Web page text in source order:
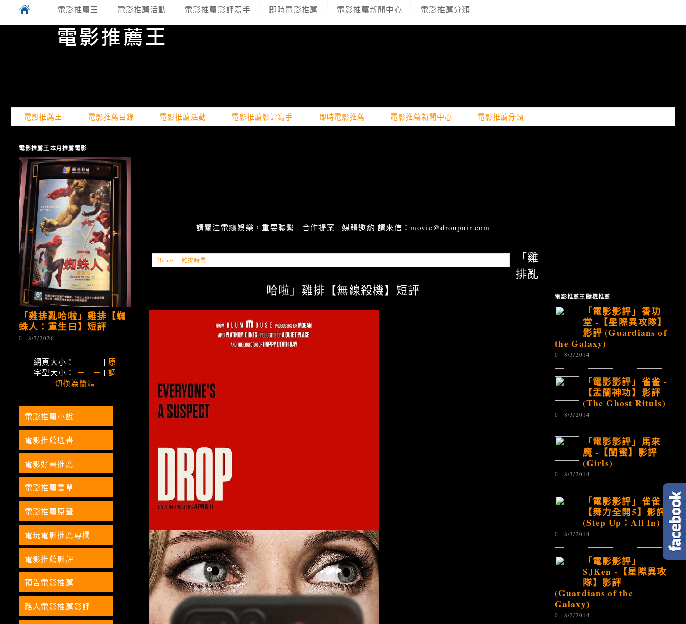
電影推薦王 電影推薦活動 電影推薦影評寫手 即時電影推薦 電影推薦新聞中心 電影推薦分類
電影推薦王 電影推薦目錄 電影推薦活動 電影推薦影評寫手 即時電影推薦 電影推薦新聞中心 電影推薦分類
請關注電癮娛樂，重要聯繫 | 合作提案 | 媒體邀約 請來信：movie@droupnir.com
Home 雞排時間
「雞
排亂
哈啦」雞排【無線殺機】短評
電影推薦王本月推薦電影
「雞排亂哈啦」雞排【蜘
蛛人：重生日】短評
0 8/7/2026
網頁大小： ＋ | － | 原
字型大小： ＋ | － |調
切換為簡體
電影推薦小說
電影推薦選書
電影好書推薦
電影推薦書單
電影推薦原聲
電玩電影推薦專欄
電影推薦影評
預告電影推薦
路人電影推薦影評
電影推薦王隨機推薦
「電影影評」香功
堂 -【星際異攻隊】
影評 (Guardians of
the Galaxy)
0 8/3/2014
「電影影評」雀雀 -
【盂蘭神功】影評
(The Ghost Rituls)
0 8/3/2014
「電影影評」馬來
魔 -【閨蜜】影評
(Girls)
0 8/3/2014
「電影影評」雀雀 -
【舞力全開5】影評
(Step Up：All In)
0 8/3/2014
「電影影評」
SJKen -【星際異攻
隊】影評
(Guardians of the
Galaxy)
0 8/2/2014